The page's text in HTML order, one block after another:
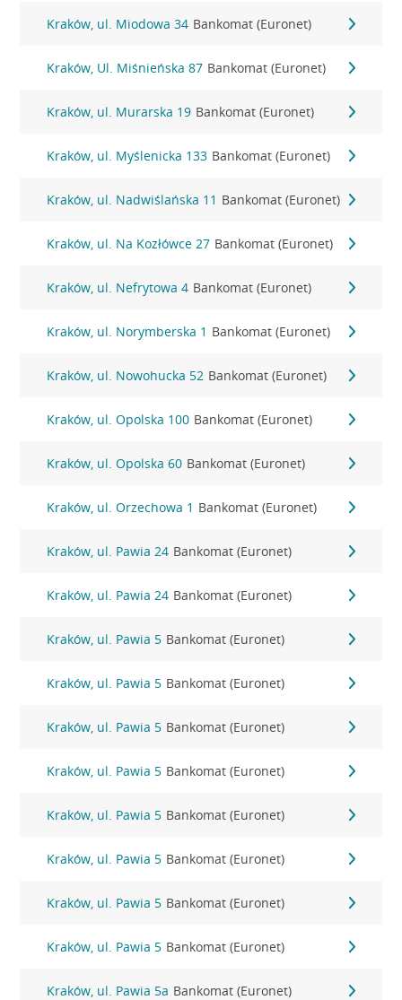
Kraków, ul. Miodowa 34 Bankomat (Euronet)
Kraków, Ul. Miśnieńska 87 Bankomat (Euronet)
Kraków, ul. Murarska 19 Bankomat (Euronet)
Kraków, ul. Myślenicka 133 Bankomat (Euronet)
Kraków, ul. Nadwiślańska 11 Bankomat (Euronet)
Kraków, ul. Na Kozłówce 27 Bankomat (Euronet)
Kraków, ul. Nefrytowa 4 Bankomat (Euronet)
Kraków, ul. Norymberska 1 Bankomat (Euronet)
Kraków, ul. Nowohucka 52 Bankomat (Euronet)
Kraków, ul. Opolska 100 Bankomat (Euronet)
Kraków, ul. Opolska 60 Bankomat (Euronet)
Kraków, ul. Orzechowa 1 Bankomat (Euronet)
Kraków, ul. Pawia 24 Bankomat (Euronet)
Kraków, ul. Pawia 24 Bankomat (Euronet)
Kraków, ul. Pawia 5 Bankomat (Euronet)
Kraków, ul. Pawia 5 Bankomat (Euronet)
Kraków, ul. Pawia 5 Bankomat (Euronet)
Kraków, ul. Pawia 5 Bankomat (Euronet)
Kraków, ul. Pawia 5 Bankomat (Euronet)
Kraków, ul. Pawia 5 Bankomat (Euronet)
Kraków, ul. Pawia 5 Bankomat (Euronet)
Kraków, ul. Pawia 5 Bankomat (Euronet)
Kraków, ul. Pawia 5a Bankomat (Euronet)